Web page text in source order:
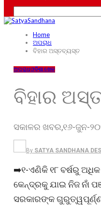
Home
ଅପରାଧ
ବିହାର ଅସ୍ତବ୍ୟସ୍ତ
ଅପରାଧଓଡ଼ିଶାଖେଳ
ବିହାର
ସକାଳର ଖବର,୧୬-ଜୁନ-
By SATYA SANDHANA
➡️୧-ଏଣିକି ୧୮ ବର୍ଷରୁ
କେନ୍ଦ୍ରକୁ ଯାଇ ନିଜ ନାଁ
ସରକାରଙ୍କ